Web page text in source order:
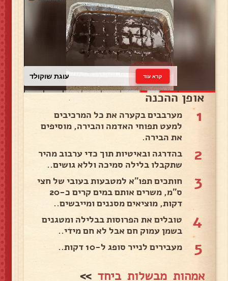
עוגת שוקולד קרא עוד
אופן ההכנה
1
מערבבים בקערה את כל המרכיבים
למעט תפוחי האדמה והבירה, מוסיפים
את הבירה.
2
בהדרגה ובאיטיות תוך כדי ערבוב מהיר
שתקבלו בלילה סמיכה וללא גושים..
3
חותכים תפו״א למטבעות בעובי של חצי
ס״מ, משרים אותם במים קרים כ-20
דקות, מוציאים מסננים ומייבשים..
4
טובלים את הפרוסות בבלילה ומטגנים
בשמן עמוק חם אבל לא חם מידי..
5 מעבירים לנייר סופג ל-10 דקות..
אמהות מבשלות ביחד >>